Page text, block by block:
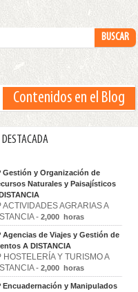
Contenidos en el Blog
DESTACADA
Gestión y Organización de
Naturales y Paisajísticos
ACTIVIDADES AGRARIAS A
- 2,000 horas
Agencias de Viajes y Gestión de
A DISTANCIA
HOSTELERÍA Y TURISMO A
- 2,000 horas
Encuadernación y Manipulados